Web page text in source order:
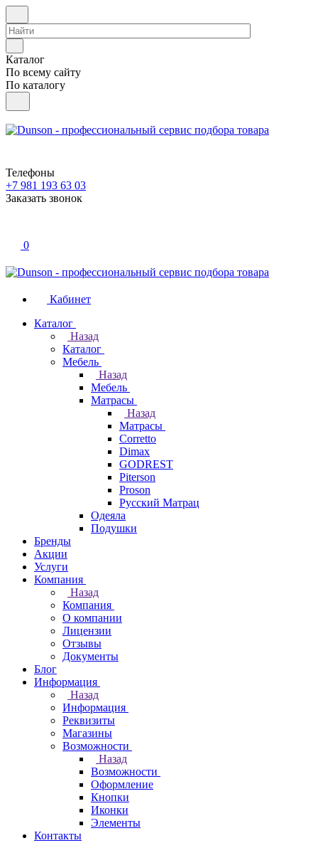
Каталог
По всему сайту
По каталогу
Телефоны
+7 981 193 63 03
Заказать звонок
0
Кабинет
Каталог
Назад
Каталог
Мебель
Назад
Мебель
Матрасы
Назад
Матрасы
Corretto
Dimax
GODREST
Piterson
Proson
Русский Матрац
Одеяла
Подушки
Бренды
Акции
Услуги
Компания
Назад
Компания
О компании
Лицензии
Отзывы
Документы
Блог
Информация
Назад
Информация
Реквизиты
Магазины
Возможности
Назад
Возможности
Оформление
Кнопки
Иконки
Элементы
Контакты